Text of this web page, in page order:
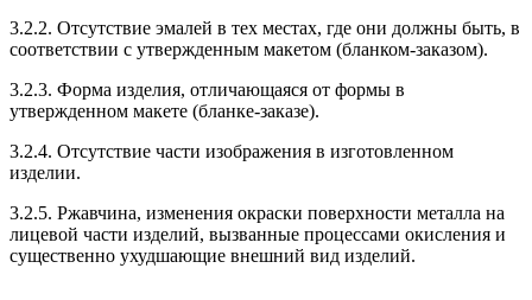
3.2.2. Отсутствие эмалей в тех местах, где они должны быть, в
соответствии с утвержденным макетом (бланком-заказом).
3.2.3. Форма изделия, отличающаяся от формы в
утвержденном макете (бланке-заказе).
3.2.4. Отсутствие части изображения в изготовленном
изделии.
3.2.5. Ржавчина, изменения окраски поверхности металла на
лицевой части изделий, вызванные процессами окисления и
существенно ухудшающие внешний вид изделий.